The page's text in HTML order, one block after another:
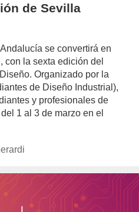
de Sevilla
se convertirá en
con la sexta edición del
Organizado por la
de Diseño Industrial),
y profesionales de
1 al 3 de marzo en el
author/soledad-